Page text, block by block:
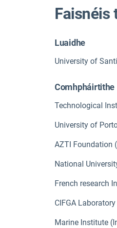
Faisnéis
Luaidhe
University of
Comhpháirtithe
Technological
University of
AZTI Foundation
National
French research
CIFGA
Marine Institute